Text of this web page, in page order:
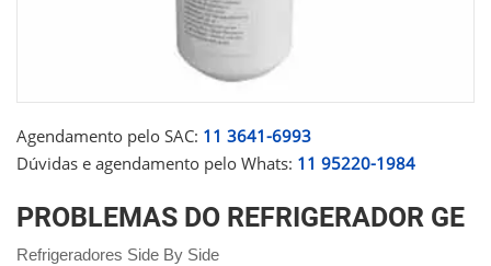
Agendamento pelo SAC: 11 3641-6993
Dúvidas e agendamento pelo Whats: 11 95220-1984
PROBLEMAS DO REFRIGERADOR GE
Refrigeradores Side By Side